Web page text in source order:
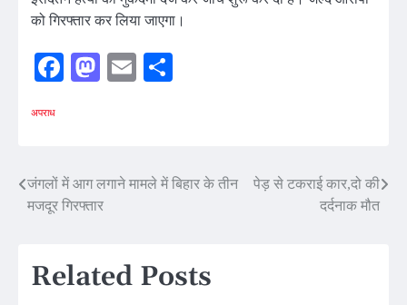
को गिरफ्तार कर लिया जाएगा।
Facebook
Mastodon
Email
अपराध
Post
navigation
जंगलों में आग लगाने मामले में बिहार के तीन
मजदूर गिरफ्तार
पेड़ से टकराई कार,दो की
दर्दनाक मौत
Related Posts